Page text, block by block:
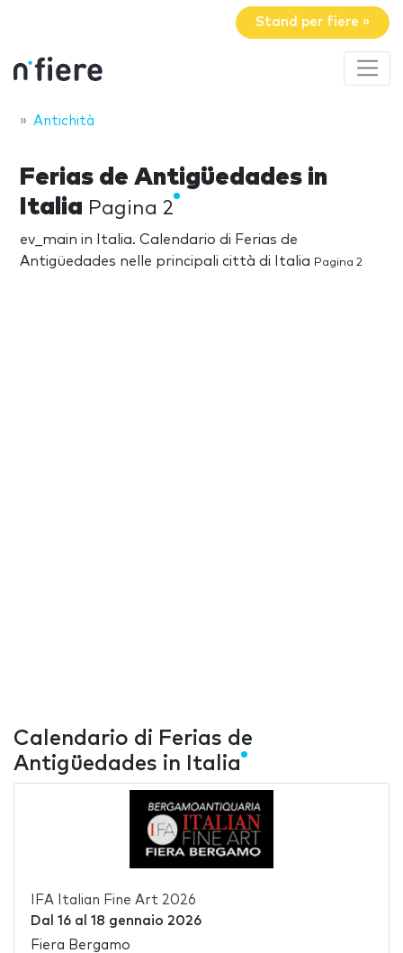
Stand per fiere »
Antichità
Ferias de Antigüedades in
Italia Pagina 2
ev_main in Italia. Calendario di Ferias de
Antigüedades nelle principali città di Italia Pagina 2
Calendario di Ferias de
Antigüedades in Italia
IFA Italian Fine Art 2026
Dal 16al 18 gennaio 2026
Fiera Bergamo